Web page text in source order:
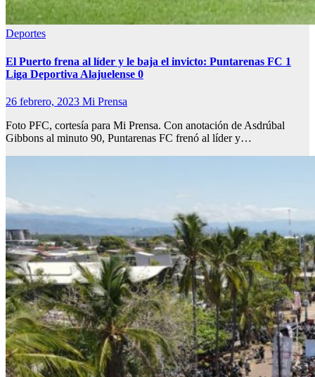
Deportes
El Puerto frena al líder y le baja el invicto: Puntarenas FC 1
Liga Deportiva Alajuelense 0
26 febrero, 2023 Mi Prensa
Foto PFC, cortesía para Mi Prensa. Con anotación de Asdrúbal
Gibbons al minuto 90, Puntarenas FC frenó al líder y…